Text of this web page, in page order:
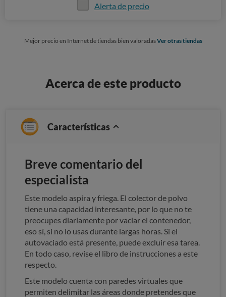
Alerta de precio
Mejor precio en Internet de tiendas bien valoradasVer otras tiendas
Acerca de este producto
Características
Breve comentario del
especialista
Este modelo aspira y friega. El colector de polvo
tiene una capacidad interesante, por lo que no te
preocupes diariamente por vaciar el contenedor,
eso sí, si no lo usas durante largas horas. Si el
autovaciado está presente, puede excluir esa tarea.
En todo caso, revise el libro de instrucciones a este
respecto.
Este modelo cuenta con paredes virtuales que
permiten delimitar las áreas donde pretendes que